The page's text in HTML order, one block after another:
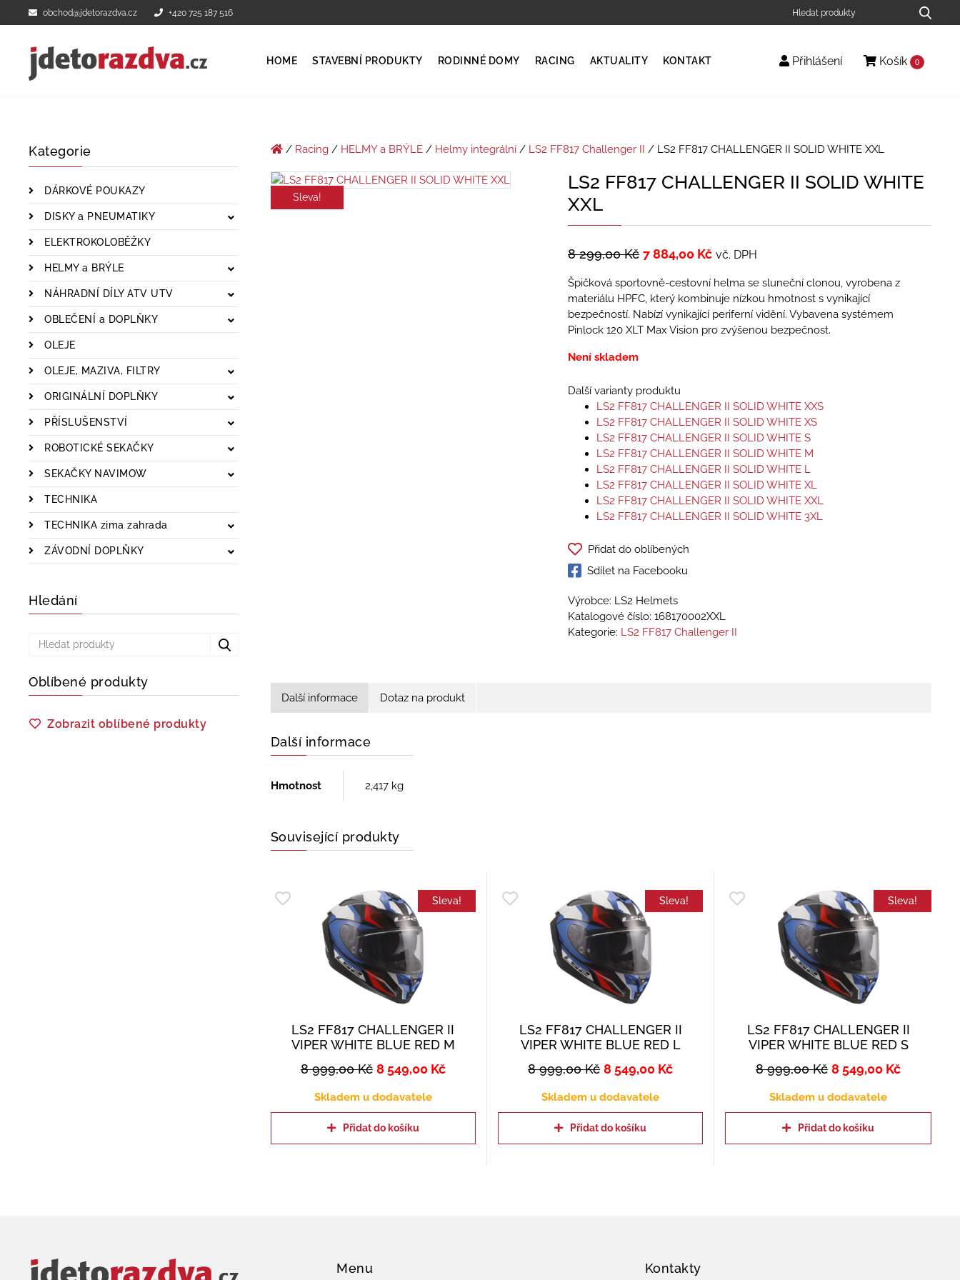
obchod@jdetorazdva.cz +420 725 187 516
HOME STAVEBNÍ PRODUKTY RODINNÉ DOMY RACING AKTUALITY KONTAKT Přihlášení Košík 0
Kategorie
DÁRKOVÉ POUKAZY
DISKY a PNEUMATIKY
ELEKTROKOLOBĚŽKY
HELMY a BRÝLE
NÁHRADNÍ DÍLY ATV UTV
OBLEČENÍ a DOPLŇKY
OLEJE
OLEJE, MAZIVA, FILTRY
ORIGINÁLNÍ DOPLŇKY
PŘÍSLUŠENSTVÍ
ROBOTICKÉ SEKAČKY
SEKAČKY NAVIMOW
TECHNIKA
TECHNIKA zima zahrada
ZÁVODNÍ DOPLŇKY
Hledání
Oblíbené produkty
Zobrazit oblíbené produkty
/ Racing/ HELMY a BRÝLE/ Helmy integrální/ LS2 FF817 Challenger II / LS2 FF817 CHALLENGER II SOLID WHITE XXL
Sleva!
LS2 FF817 CHALLENGER II SOLID WHITE
XXL
8 299,00Kč 7 884,00 Kč vč. DPH
Špičková sportovně-cestovní helma se sluneční clonou, vyrobena z
materiálu HPFC, který kombinuje nízkou hmotnost s vynikající
bezpečností. Nabízí vynikající periferní vidění. Vybavena systémem
Pinlock 120 XLT Max Vision pro zvýšenou bezpečnost.
Není skladem
Další varianty produktu
LS2 FF817 CHALLENGER II SOLID WHITE XXS
LS2 FF817 CHALLENGER II SOLID WHITE XS
LS2 FF817 CHALLENGER II SOLID WHITE S
LS2 FF817 CHALLENGER II SOLID WHITE M
LS2 FF817 CHALLENGER II SOLID WHITE L
LS2 FF817 CHALLENGER II SOLID WHITE XL
LS2 FF817 CHALLENGER II SOLID WHITE XXL
LS2 FF817 CHALLENGER II SOLID WHITE 3XL
Přidat do oblíbených
Sdílet na Facebooku
Výrobce: LS2 Helmets
Katalogové číslo: 168170002XXL
Kategorie: LS2 FF817 Challenger II
Další informace Dotaz na produkt
Další informace
Hmotnost 2,417 kg
Související produkty
Sleva!
LS2 FF817 CHALLENGER II
VIPER WHITE BLUE RED M
8 999,00Kč 8 549,00 Kč
Skladem u dodavatele
Přidat do košíku
Sleva!
LS2 FF817 CHALLENGER II
VIPER WHITE BLUE RED L
8 999,00Kč 8 549,00 Kč
Skladem u dodavatele
Přidat do košíku
Sleva!
LS2 FF817 CHALLENGER II
VIPER WHITE BLUE RED S
8 999,00Kč 8 549,00 Kč
Skladem u dodavatele
Přidat do košíku
Menu Kontakty